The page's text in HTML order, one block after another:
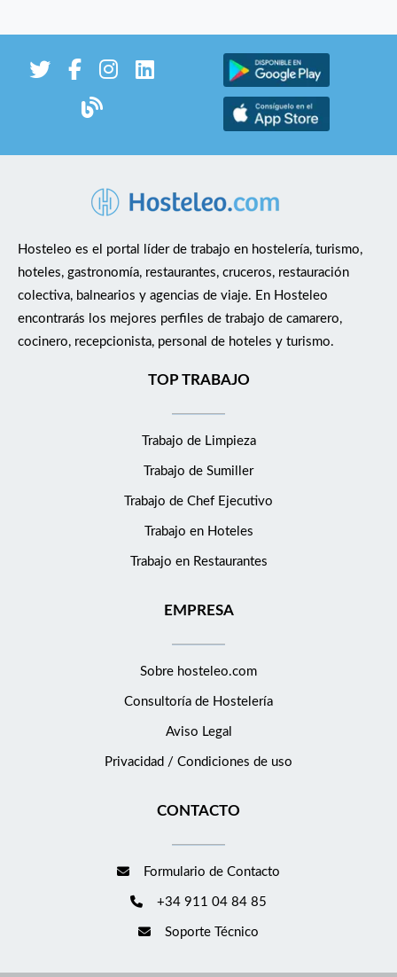
Hosteleo es el portal líder de trabajo en hostelería, turismo,
hoteles, gastronomía, restaurantes, cruceros, restauración
colectiva, balnearios y agencias de viaje. En Hosteleo
encontrarás los mejores perfiles de trabajo de camarero,
cocinero, recepcionista, personal de hoteles y turismo.
TOP TRABAJO
Trabajo de Limpieza
Trabajo de Sumiller
Trabajo de Chef Ejecutivo
Trabajo en Hoteles
Trabajo en Restaurantes
EMPRESA
Sobre hosteleo.com
Consultoría de Hostelería
Aviso Legal
Privacidad / Condiciones de uso
CONTACTO
Formulario de Contacto
+34 911 04 84 85
Soporte Técnico